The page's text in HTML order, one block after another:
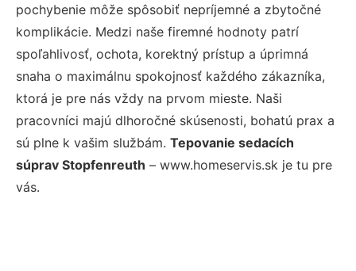
pochybenie môže spôsobiť nepríjemné a zbytočné
komplikácie. Medzi naše firemné hodnoty patrí
spoľahlivosť, ochota, korektný prístup a úprimná
snaha o maximálnu spokojnosť každého zákazníka,
ktorá je pre nás vždy na prvom mieste. Naši
pracovníci majú dlhoročné skúsenosti, bohatú prax a
sú plne k vašim službám. Tepovanie sedacích
súprav Stopfenreuth – www.homeservis.sk je tu pre
vás.